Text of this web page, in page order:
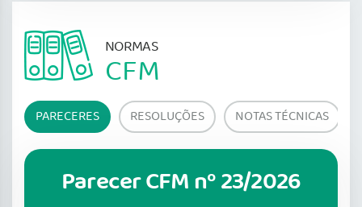
NORMAS
CFM
PARECERES RESOLUÇÕES NOTAS TÉCNICAS
Parecer CFM nº 23/2026